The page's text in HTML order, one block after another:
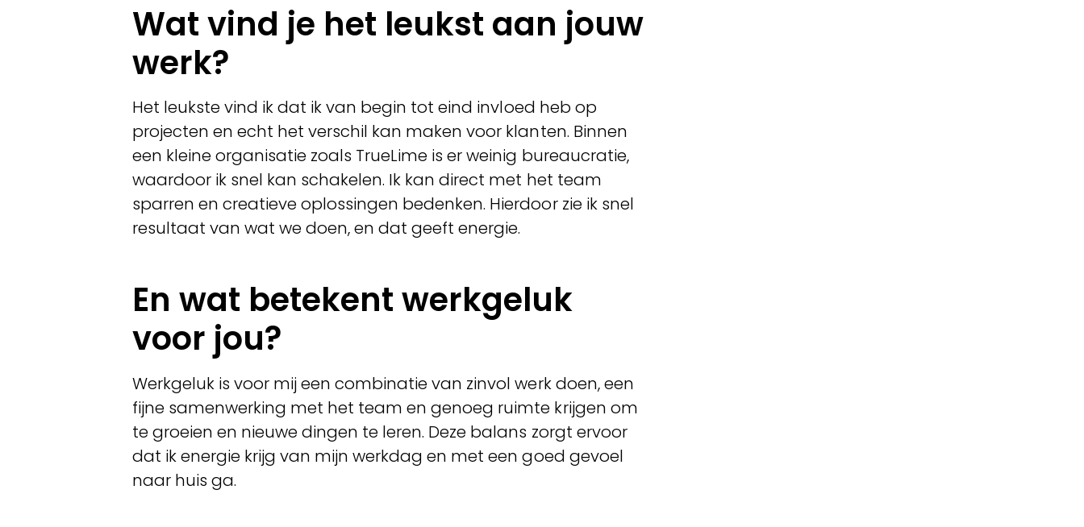
Wat vind je het leukst aan jouw
werk?
Het leukste vind ik dat ik van begin tot eind invloed heb op
projecten en echt het verschil kan maken voor klanten. Binnen
een kleine organisatie zoals TrueLime is er weinig bureaucratie,
waardoor ik snel kan schakelen. Ik kan direct met het team
sparren en creatieve oplossingen bedenken. Hierdoor zie ik snel
resultaat van wat we doen, en dat geeft energie.
En wat betekent werkgeluk
voor jou?
Werkgeluk is voor mij een combinatie van zinvol werk doen, een
fijne samenwerking met het team en genoeg ruimte krijgen om
te groeien en nieuwe dingen te leren. Deze balans zorgt ervoor
dat ik energie krijg van mijn werkdag en met een goed gevoel
naar huis ga.